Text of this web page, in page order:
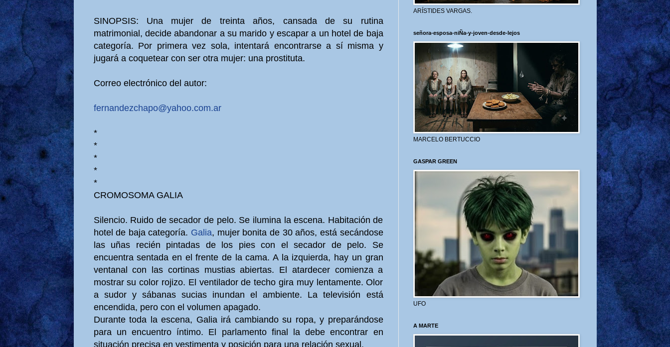
SINOPSIS: Una mujer de treinta años, cansada de su rutina
matrimonial, decide abandonar a su marido y escapar a un hotel de baja
categoría. Por primera vez sola, intentará encontrarse a sí misma y
jugará a coquetear con ser otra mujer: una prostituta.
Correo electrónico del autor:
fernandezchapo@yahoo.com.ar
*
*
*
*
*
CROMOSOMA GALIA
Silencio. Ruido de secador de pelo. Se ilumina la escena. Habitación de
hotel de baja categoría. Galia, mujer bonita de 30 años, está secándose
las uñas recién pintadas de los pies con el secador de pelo. Se
encuentra sentada en el frente de la cama. A la izquierda, hay un gran
ventanal con las cortinas mustias abiertas. El atardecer comienza a
mostrar su color rojizo. El ventilador de techo gira muy lentamente. Olor
a sudor y sábanas sucias inundan el ambiente. La televisión está
encendida, pero con el volumen apagado.
Durante toda la escena, Galia irá cambiando su ropa, y preparándose
para un encuentro íntimo. El parlamento final la debe encontrar en
situación precisa en vestimenta y posición para una relación sexual.
ARÍSTIDES VARGAS.
señora-esposa-niÑa-y-joven-desde-lejos
MARCELO BERTUCCIO
GASPAR GREEN
UFO
A MARTE